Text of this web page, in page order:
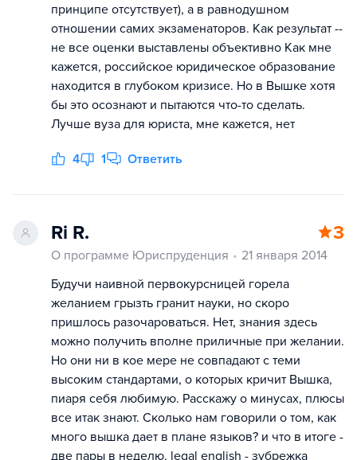
принципе отсутствует), а в равнодушном
отношении самих экзаменаторов. Как результат --
не все оценки выставлены объективно Как мне
кажется, российское юридическое образование
находится в глубоком кризисе. Но в Вышке хотя
бы это осознают и пытаются что-то сделать.
Лучше вуза для юриста, мне кажется, нет
4 1 Ответить
Ri R. 3
О программе Юриспруденция
21 января 2014
Будучи наивной первокурсницей горела
желанием грызть гранит науки, но скоро
пришлось разочароваться. Нет, знания здесь
можно получить вполне приличные при желании.
Но они ни в кое мере не совпадают с теми
высоким стандартами, о которых кричит Вышка,
пиаря себя любимую. Расскажу о минусах, плюсы
все итак знают. Сколько нам говорили о том, как
много вышка дает в плане языков? и что в итоге -
две пары в неделю. legal english - зубрежка